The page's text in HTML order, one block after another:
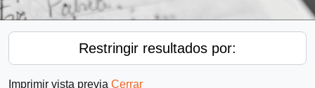
Restringir resultados por:
Imprimir vista previa Cerrar